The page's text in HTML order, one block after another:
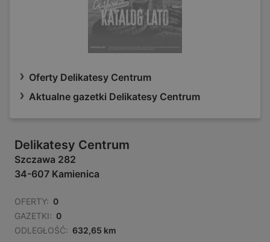
Oferty Delikatesy Centrum
Aktualne gazetki Delikatesy Centrum
Delikatesy Centrum
Szczawa 282
34-607 Kamienica
OFERTY: 0
GAZETKI: 0
ODLEGŁOŚĆ: 632,65 km